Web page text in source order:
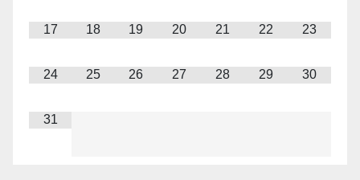
17 18 19 20 21 22 23
24 25 26 27 28 29 30
31